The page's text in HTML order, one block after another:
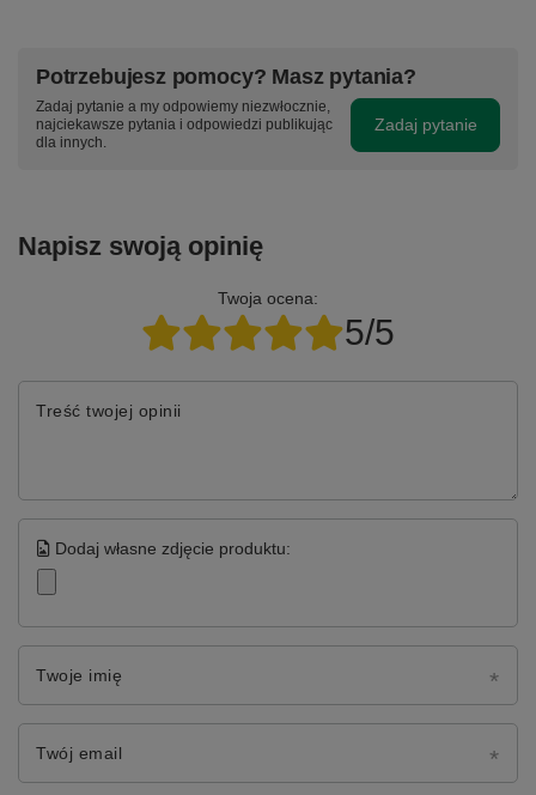
Potrzebujesz pomocy? Masz pytania?
Zadaj pytanie a my odpowiemy niezwłocznie,
najciekawsze pytania i odpowiedzi publikując
dla innych.
Zadaj pytanie
Napisz swoją opinię
Twoja ocena:
5/5
Treść twojej opinii
Dodaj własne zdjęcie produktu:
Twoje imię
Twój email